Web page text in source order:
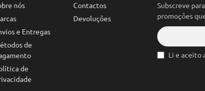
nós
e Entregas
de
de
Contactos
Devoluções
Subscreve
promoções
Li e aceito